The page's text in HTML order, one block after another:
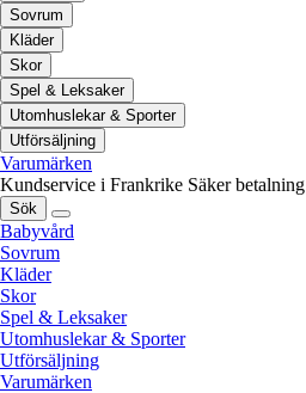
Sovrum
Kläder
Skor
Spel & Leksaker
Utomhuslekar & Sporter
Utförsäljning
Varumärken
Kundservice i Frankrike Säker betalning
Sök
Babyvård
Sovrum
Kläder
Skor
Spel & Leksaker
Utomhuslekar & Sporter
Utförsäljning
Varumärken